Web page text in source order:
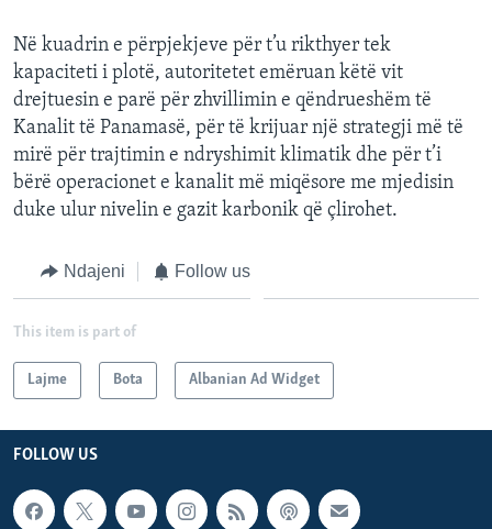
Në kuadrin e përpjekjeve për t’u rikthyer tek
kapaciteti i plotë, autoritetet emëruan këtë vit
drejtuesin e parë për zhvillimin e qëndrueshëm të
Kanalit të Panamasë, për të krijuar një strategji më të
mirë për trajtimin e ndryshimit klimatik dhe për t’i
bërë operacionet e kanalit më miqësore me mjedisin
duke ulur nivelin e gazit karbonik që çlirohet.
Ndajeni Follow us
This item is part of
Lajme Bota Albanian Ad Widget
FOLLOW US